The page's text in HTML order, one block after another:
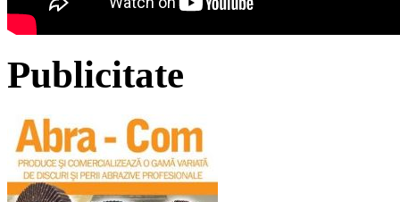
Publicitate